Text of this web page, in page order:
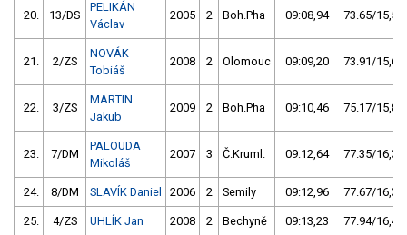
20. 13/DS
PELIKÁN
Václav
2005 2 Boh.Pha 09:08,94 73.65/15,5
21. 2/ZS
NOVÁK
Tobiáš
2008 2 Olomouc 09:09,20 73.91/15,6
22. 3/ZS
MARTIN
Jakub
2009 2 Boh.Pha 09:10,46 75.17/15,8
23. 7/DM
PALOUDA
Mikoláš
2007 3 Č.Kruml. 09:12,64 77.35/16,3
24. 8/DM SLAVÍK Daniel 2006 2 Semily 09:12,96 77.67/16,3
25. 4/ZS UHLÍK Jan 2008 2 Bechyně 09:13,23 77.94/16,4